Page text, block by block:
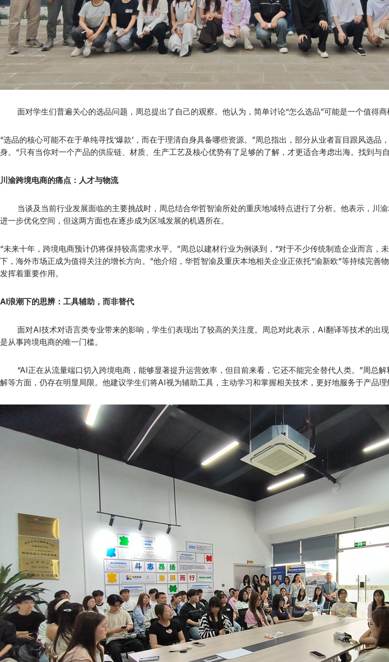
面对学生们普遍关心的选品问题，周总提出了自己的观察。他认为，简单讨论“怎么选品”可能是一个值得商
“选品的核心可能不在于单纯寻找‘爆款’，而在于理清自身具备哪些资源。”周总指出，部分从业者盲目跟风选
身。“只有当你对一个产品的供应链、材质、生产工艺及核心优势有了足够的了解，才更适合考虑出海。找到与
川渝跨境电商的痛点：人才与物流
当谈及当前行业发展面临的主要挑战时，周总结合华哲智渝所处的重庆地域特点进行了分析。他表示，川
进一步优化空间，但这两方面也在逐步成为区域发展的机遇所在。
“未来十年，跨境电商预计仍将保持较高需求水平。”周总以建材行业为例谈到，“对于不少传统制造企业而言
下，海外市场正成为值得关注的增长方向。”他介绍，华哲智渝及重庆本地相关企业正依托“渝新欧”等持续完
发挥着重要作用。
AI浪潮下的思辨：工具辅助，而非替代
面对AI技术对语言类专业带来的影响，学生们表现出了较高的关注度。周总对此表示，AI翻译等技术的出
是从事跨境电商的唯一门槛。
“AI正在从流量端口切入跨境电商，能够显著提升运营效率，但目前来看，它还不能完全替代人类。”周总
解等方面，仍存在明显局限。他建议学生们将AI视为辅助工具，主动学习和掌握相关技术，更好地服务于产品理